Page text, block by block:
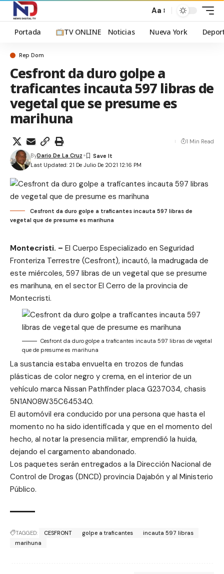
Aa
Portada TV ONLINE Noticias Nueva York
Rep Dom
Cesfront da duro golpe a
traficantes incauta 597 libras de
vegetal que se presume es
marihuna
Last Updated: 21 De Julio De 2021 12:16 PM
ByDario De La Cruz
1 Min Read
Cesfront da duro golpe a traficantes incauta 597 libras de
vegetal que de presume es marihuna
Montecristi. – El Cuerpo Especializado en Seguridad
Fronteriza Terrestre (Cesfront), incautó, la madrugada de
este miércoles, 597 libras de un vegetal que se presume
es marihuna, en el sector El Cerro de la provincia de
Montecristi.
Cesfront da duro golpe a traficantes incauta 597 libras de vegetal
que de presume es marihuna
La sustancia estaba envuelta en trozos de fundas
plásticas de color negro y crema, en el interior de un
vehículo marca Nissan Pathfinder placa G237034, chasis
5N1AN08W35C645340.
El automóvil era conducido por una persona que hasta el
momento no ha sido identificada y que en el momento del
hecho, al notar la presencia militar, emprendió la huida,
dejando el cargamento abandonado.
Los paquetes serán entregados a la Dirección Nacional de
Control de Drogas (DNCD) provincia Dajabón y al Ministerio
Público.
TAGGED: CESFRONT golpe a traficantes
incauta 597 libras
marihuna